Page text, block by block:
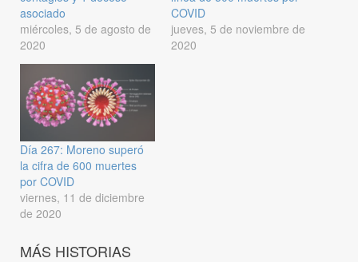
asociado
miércoles, 5 de agosto de
2020
COVID
jueves, 5 de noviembre de
2020
Día 267: Moreno superó
la cifra de 600 muertes
por COVID
viernes, 11 de diciembre
de 2020
MÁS HISTORIAS